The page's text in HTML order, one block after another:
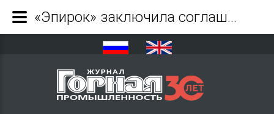
«Эпирок» заключила соглашение о приобретении австралийского производителя каротажного оборудования - Журнал Горная промышленность